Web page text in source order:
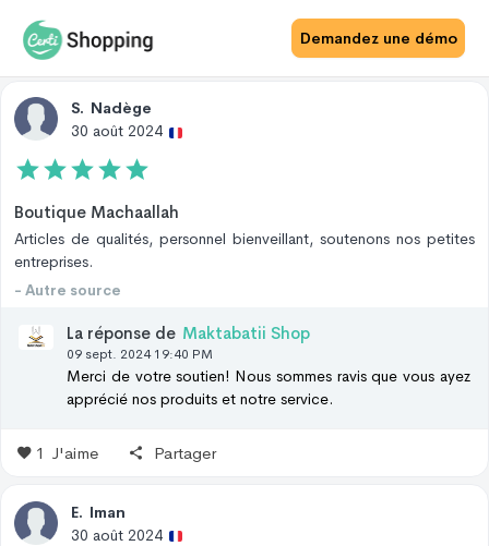
Demandez une démo
Avis Produit
S. Nadège
30 août 2024
Boutique Machaallah
Articles de qualités, personnel bienveillant, soutenons nos petites
entreprises.
- Autre source
La réponse de Maktabatii Shop
09 sept. 2024 19:40 PM
Merci de votre soutien! Nous sommes ravis que vous ayez
apprécié nos produits et notre service.
1 J'aime Partager
E. Iman
30 août 2024